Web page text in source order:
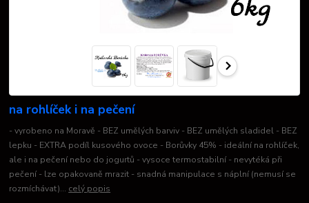
na rohlíček i na pečení
- vyrobeno na Moravě - BEZ umělých barviv - BEZ umělých sladidel - BEZ
lepku - EXTRA podíl kusového ovoce - Borůvky 45% - ideální na rohlíček,
ale i na pečení nebo do jogurtů - vysoce termostabilní - nevytéká při
pečení - lze opakovaně mrazit - snadná manipulace s náplní (nemusí se
rozmíchávat)... celý popis